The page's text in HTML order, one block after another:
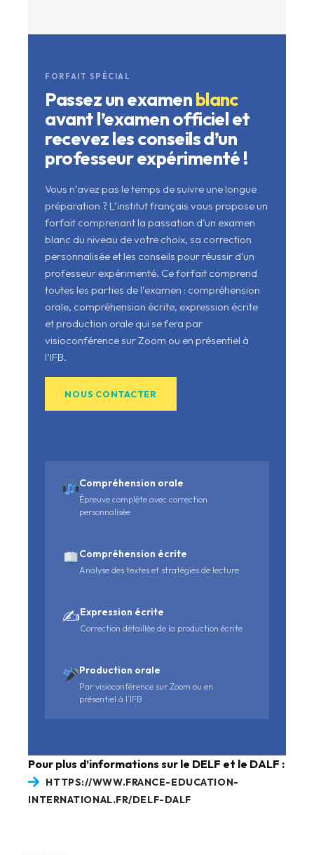
FORFAIT SPÉCIAL
Passez un examenblanc
avant l’examen officiel et
recevez les conseils d’un
professeur expérimenté !
Vous n’avez pas le temps de suivre une longue
préparation ? L’institut français vous propose un
forfait comprenant la passation d’un examen
blanc du niveau de votre choix, sa correction
personnalisée et les conseils pour réussir d’un
professeur expérimenté. Ce forfait comprend
toutes les parties de l’examen : compréhension
orale, compréhension écrite, expression écrite
et production orale qui se fera par
visioconférence sur Zoom ou en présentiel à
l’IFB.
NOUS CONTACTER
Compréhension orale
Épreuve complète avec correction
personnalisée
Compréhension écrite
Analyse des textes et stratégies de lecture
✍️Expression écrite
Correction détaillée de la production écrite
Production orale
Par visioconférence sur Zoom ou en
présentiel à l’IFB
Pour plus d’informations sur le DELF et le DALF :
HTTPS://WWW.FRANCE-EDUCATION-
INTERNATIONAL.FR/DELF-DALF